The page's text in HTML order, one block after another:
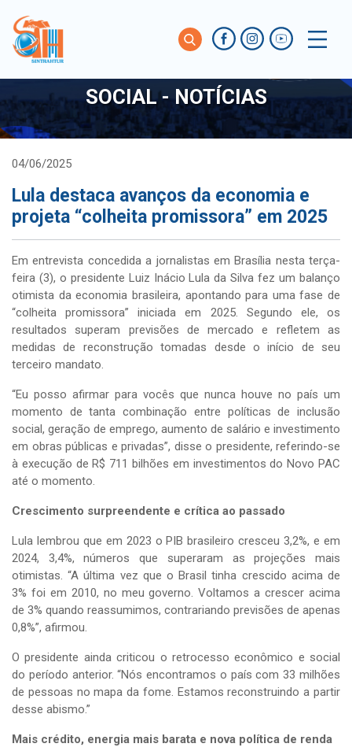
SOCIAL - NOTÍCIAS
04/06/2025
Lula destaca avanços da economia e
projeta “colheita promissora” em 2025
Em entrevista concedida a jornalistas em Brasília nesta terça-
feira (3), o presidente Luiz Inácio Lula da Silva fez um balanço
otimista da economia brasileira, apontando para uma fase de
“colheita promissora” iniciada em 2025. Segundo ele, os
resultados superam previsões de mercado e refletem as
medidas de reconstrução tomadas desde o início de seu
terceiro mandato.
“Eu posso afirmar para vocês que nunca houve no país um
momento de tanta combinação entre políticas de inclusão
social, geração de emprego, aumento de salário e investimento
em obras públicas e privadas”, disse o presidente, referindo-se
à execução de R$ 711 bilhões em investimentos do Novo PAC
até o momento.
Crescimento surpreendente e crítica ao passado
Lula lembrou que em 2023 o PIB brasileiro cresceu 3,2%, e em
2024, 3,4%, números que superaram as projeções mais
otimistas. “A última vez que o Brasil tinha crescido acima de
3% foi em 2010, no meu governo. Voltamos a crescer acima
de 3% quando reassumimos, contrariando previsões de apenas
0,8%”, afirmou.
O presidente ainda criticou o retrocesso econômico e social
do período anterior. “Nós encontramos o país com 33 milhões
de pessoas no mapa da fome. Estamos reconstruindo a partir
desse abismo.”
Mais crédito, energia mais barata e nova política de renda